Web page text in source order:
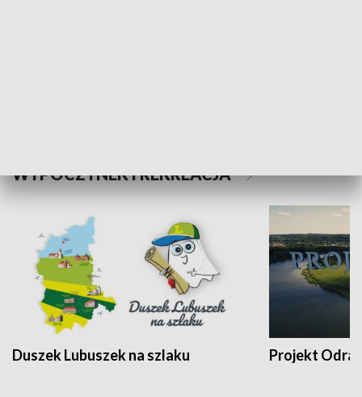
WYPOCZYNEK I REKREACJA
Duszek Lubuszek na szlaku Projekt Odra